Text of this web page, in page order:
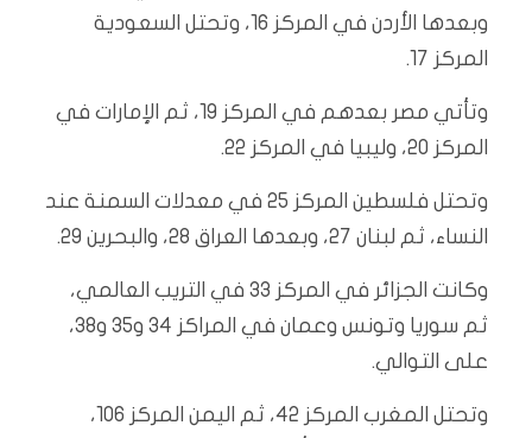
وبعدها الأردن في المركز 16، وتحتل السعودية
المركز 17.
وتأتي مصر بعدهم في المركز 19، ثم الإمارات في
المركز 20، وليبيا في المركز 22.
وتحتل فلسطين المركز 25 في معدلات السمنة عند
النساء، ثم لبنان 27، وبعدها العراق 28، والبحرين 29.
وكانت الجزائر في المركز 33 في التريب العالمي،
ثم سوريا وتونس وعمان في المراكز 34 و35 و38،
على التوالي.
وتحتل المغرب المركز 42، ثم اليمن المركز 106،